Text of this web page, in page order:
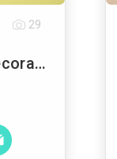
Marianna Petronelli Decorazioni
29